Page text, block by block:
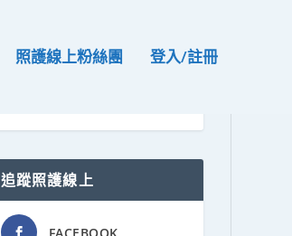
照護線上粉絲團 登入/註冊
追蹤照護線上